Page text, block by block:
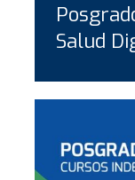
Salud